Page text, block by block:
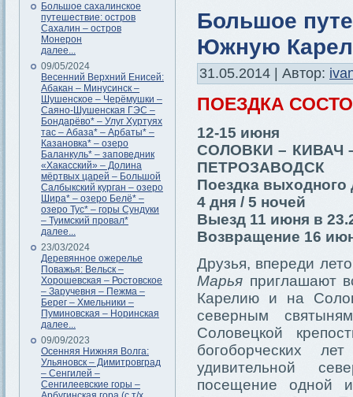
Большое сахалинское
путешествие: остров
Сахалин – остров
Монерон
далее...
09/05/2024
Весенний Верхний Енисей:
Абакан – Минусинск –
Шушенское – Черёмушки –
Саяно-Шушенская ГЭС –
Бондарёво* – Улуг Хуртуях
тас – Абаза* – Арбаты* –
Казановка* – озеро
Баланкуль* – заповедник
«Хакасский» – Долина
мёртвых царей – Большой
Салбыкский курган – озеро
Шира* – озеро Белё* –
озеро Тус* – горы Сундуки
– Туимский провал*
далее...
23/03/2024
Деревянное ожерелье
Поважья: Вельск –
Хорошевская – Ростовское
– Заручевня – Пежма –
Берег – Хмельники –
Пуминовская – Норинская
далее...
09/09/2023
Осенняя Нижняя Волга:
Ульяновск – Димитровград
– Сенгилей –
Сенгилеевские горы –
Большое
Южную
31.05.2014 | Автор:
ПОЕЗДКА
12-15 июня
СОЛОВКИ –
ПЕТРОЗАВОДСК
Поездка выходного
4 дня / 5 ночей
Выезд 11 июня в
Возвращение 16
Друзья, впереди
Марья приглашают
Карелию и на
северным
Соловецкой
богоборческих
удивительной
посещение одной